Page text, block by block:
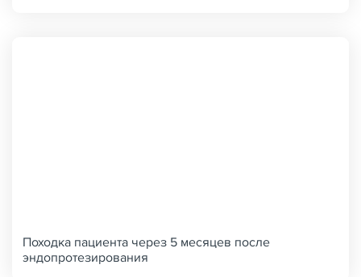
Походка пациента через 5 месяцев после
эндопротезирования